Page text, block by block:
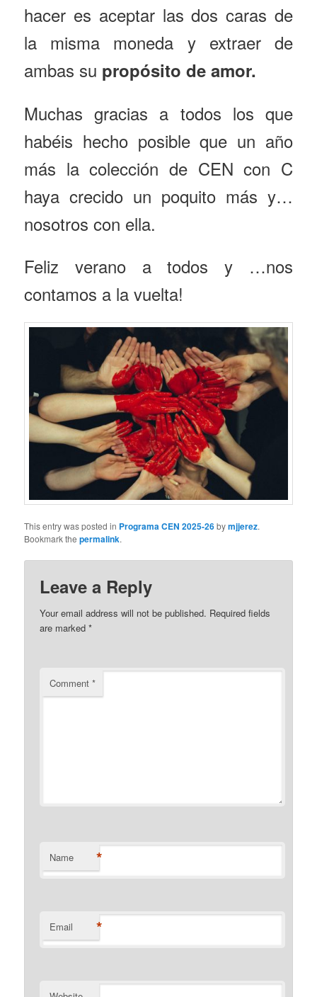
hacer es aceptar las dos caras de
la misma moneda y extraer de
ambas su propósito de amor.
Muchas gracias a todos los que
habéis hecho posible que un año
más la colección de CEN con C
haya crecido un poquito más y…
nosotros con ella.
Feliz verano a todos y …nos
contamos a la vuelta!
This entry was posted in Programa CEN 2025-26bymjjerez.
Bookmark thepermalink.
Leave a Reply
Your email address will not be published. Required fields
are marked*
Comment*
Name *
Email *